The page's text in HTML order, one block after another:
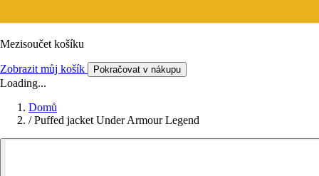
Mezisoučet košíku
Zobrazit můj košík Pokračovat v nákupu
Loading...
Domů
/ Puffed jacket Under Armour Legend